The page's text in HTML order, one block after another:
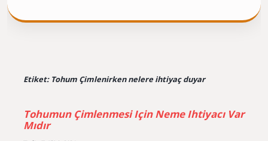
Etiket: Tohum Çimlenirken nelere ihtiyaç duyar
Tohumun Çimlenmesi Için Neme Ihtiyacı Var
Mıdır